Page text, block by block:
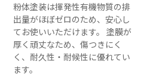
粉体塗装は揮発性有機物質の排
出量がほぼゼロのため、安心し
てお使いいただけます。 塗膜が
厚く頑丈なため、傷つきにく
く、耐久性・耐候性に優れてい
ます。